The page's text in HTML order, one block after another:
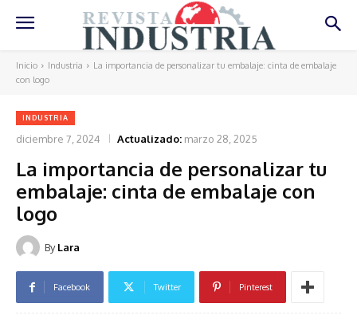
Inicio Industria
La importancia de personalizar tu embalaje: cinta de embalaje
con logo
INDUSTRIA
diciembre 7, 2024 Actualizado: marzo 28, 2025
La importancia de personalizar tu
embalaje: cinta de embalaje con
logo
By Lara
Facebook Twitter Pinterest